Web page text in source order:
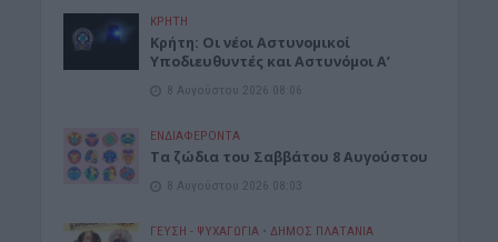
ΚΡΗΤΗ
Κρήτη: Οι νέοι Αστυνομικοί
Υποδιευθυντές και Αστυνόμοι Α’
8 Αυγούστου 2026 08:06
ΕΝΔΙΑΦΕΡΟΝΤΑ
Tα ζώδια του Σαββάτου 8 Αυγούστου
8 Αυγούστου 2026 08:03
ΓΕΎΣΗ - ΨΥΧΑΓΩΓΊΑ • ΔΉΜΟΣ ΠΛΑΤΑΝΙΆ